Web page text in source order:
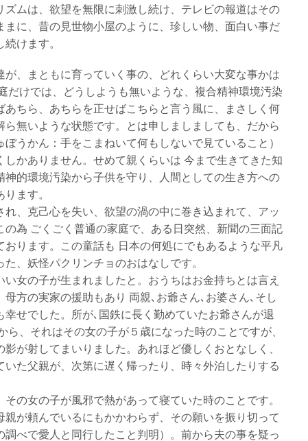
ズムは、欲望を無限に刺激し続け、テレビの報道はその
に、昔の見世物小屋のように、珍しい物、面白い事だ
けます。
が、まともに育っていく事の、どれくらい大変な事かは
だけでは、どうしようも無いような、複合精神環境汚染
ちら、あちらを正せばこちらと言う風に、まさしく何
無いような状態です。とは申しましましても、だから
うかん：手をこまねいて何もしないで見ていること）
しかありません。せめて親くらいは 今まで生きてきた知
的環境汚染から子供を守り、人間としての生き方への
ます。
、克己心を失い、欲望の渦の中に巻き込まれて、アッ
為 ごくごく普通の家庭で、ある日突然、新聞の三面記
ります。この童話も 日本の何処にでもあるような平凡
、妖怪パクリンチョのおはなしです。
女の子が生まれましたと。おうちはお金持ちとは言え
方の実家の援助もあり 両親､お爺さん､お婆さん､そし
せでした。所が､国鉄に長く勤めていたお爺さんが退
ら、それはその女の子が５歳になった時のことですが、
が射してまいりました。あれほど優しくおとなしく、
た父親が、次第に遅く帰ったり、時々外泊したりする
の女の子が風邪で熱があって寝ていた時のことです。
親が頼んでいるにもかかわらず、その願いを振り切って
べで愛人と同行したこと判明）。前から夫の事を疑っ